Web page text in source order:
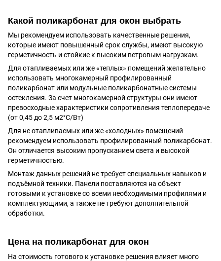
Какой поликарбонат для окон выбрать
Мы рекомендуем использовать качественные решения,
которые имеют повышенный срок службы, имеют высокую
герметичность и стойкие к высоким ветровым нагрузкам.
Для отапливаемых или же «теплых» помещений желательно
использовать многокамерный профилированный
поликарбонат или модульные поликарбонатные системы
остекления. За счет многокамерной структуры они имеют
превосходные характеристики сопротивления теплопередаче
(от 0,45 до 2,5 м2°С/Вт)
Для не отапливаемых или же «холодных» помещений
рекомендуем использовать профилированный поликарбонат.
Он отличается высоким пропусканием света и высокой
герметичностью.
Монтаж данных решений не требует специальных навыков и
подъёмной техники. Панели поставляются на объект
готовыми к установке со всеми необходимыми профилями и
комплектующими, а также не требуют дополнительной
обработки.
Цена на поликарбонат для окон
На стоимость готового к установке решения влияет много